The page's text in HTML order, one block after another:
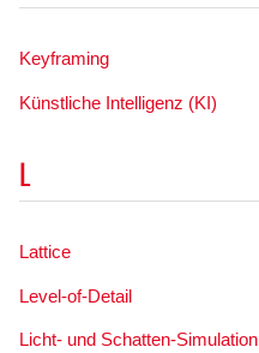
Keyframing
Künstliche Intelligenz (KI)
L
Lattice
Level-of-Detail
Licht- und Schatten-Simulation